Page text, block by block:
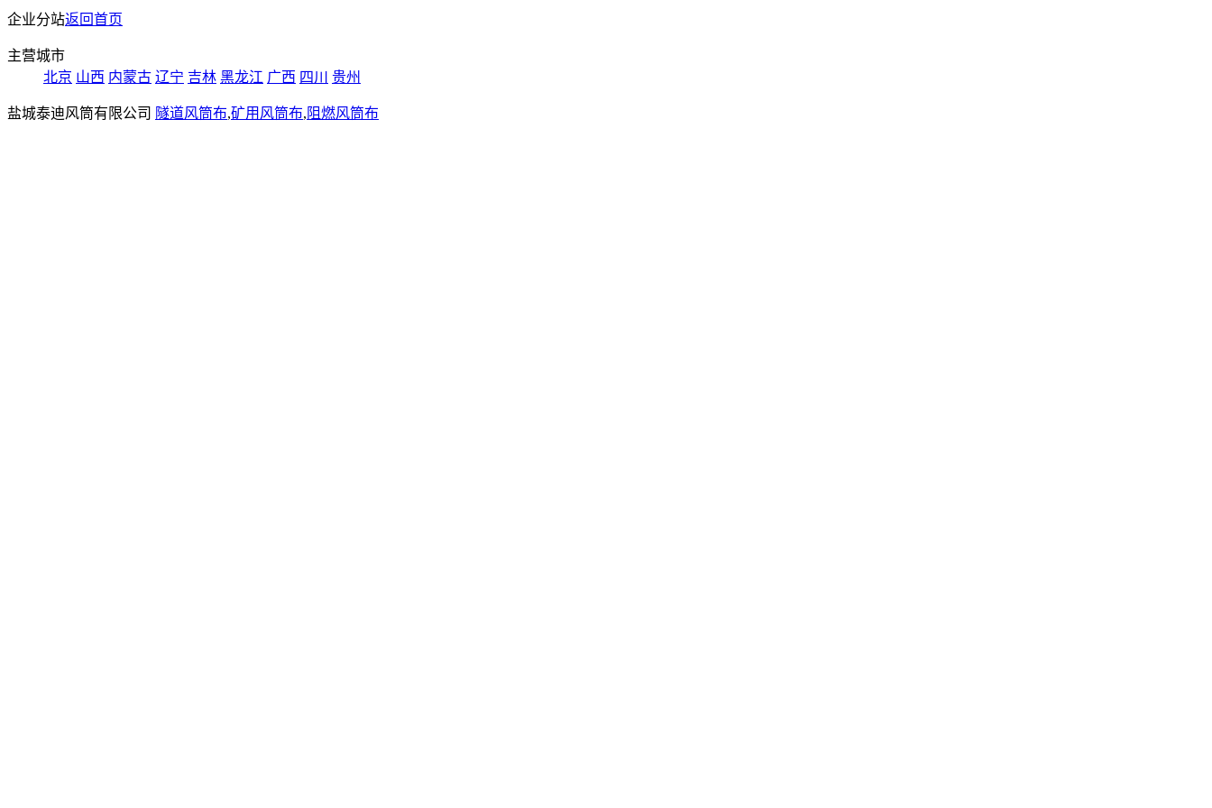
企业分站返回首页
主营城市
北京 山西 内蒙古 辽宁 吉林 黑龙江 广西 四川 贵州
盐城泰迪风筒有限公司 隧道风筒布,矿用风筒布, 阻燃风筒布